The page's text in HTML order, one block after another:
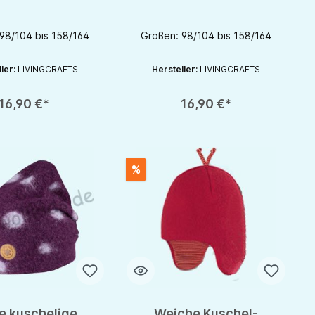
104 bis 158/164
LIVINGCRAFTS
16,90 €*
Größen: 98/104 bis 158/164
Hersteller: LIVINGCRAFTS
16,90 €*
%